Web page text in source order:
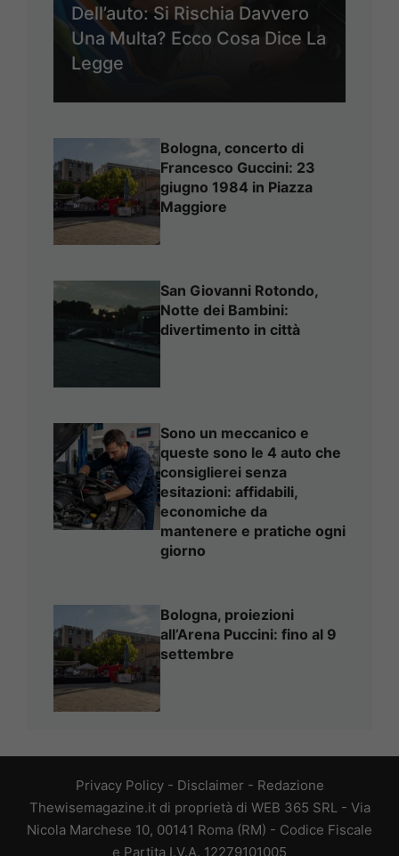
Dell’auto: Si Rischia Davvero
Una Multa? Ecco Cosa Dice La
Legge
Bologna, concerto di
Francesco Guccini: 23
giugno 1984 in Piazza
Maggiore
San Giovanni Rotondo,
Notte dei Bambini:
divertimento in città
Sono un meccanico e
queste sono le 4 auto che
consiglierei senza
esitazioni: affidabili,
economiche da
mantenere e pratiche ogni
giorno
Bologna, proiezioni
all’Arena Puccini: fino al 9
settembre
Privacy Policy- Disclaimer - Redazione
Thewisemagazine.it di proprietà di WEB 365 SRL - Via
Nicola Marchese 10, 00141 Roma (RM) - Codice Fiscale
e Partita I.V.A. 12279101005